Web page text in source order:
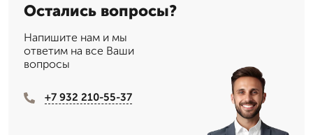
Остались вопросы?
Напишите нам и мы
ответим на все Ваши
вопросы
+7 932 210-55-37